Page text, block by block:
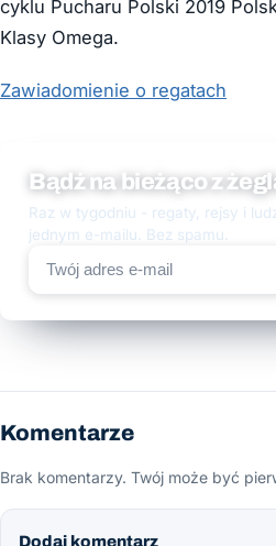
cyklu Pucharu Polski 2019
Klasy Omega.
Zawiadomienie o regatach
Bądź na bieżąco z
Raz w tygodniu - regaty, rejsy i
jednym e-mailu. Bez spamu.
Komentarze
Brak komentarzy. Twój może być
Dodaj komentarz